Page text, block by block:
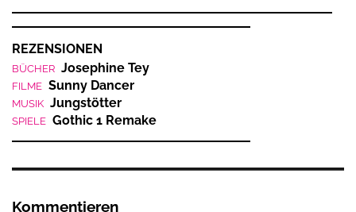
REZENSIONEN
BÜCHER Josephine Tey
FILME Sunny Dancer
MUSIK Jungstötter
SPIELE Gothic 1 Remake
Kommentieren